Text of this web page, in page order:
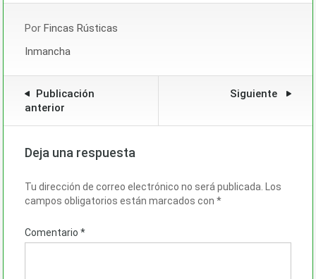
Por Fincas Rústicas
Inmancha
Publicación
anterior
Siguiente
Deja una respuesta
Tu dirección de correo electrónico no será publicada. Los
campos obligatorios están marcados con *
Comentario *